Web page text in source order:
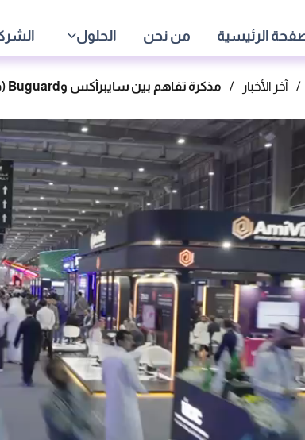
الرئيسية من نحن الحلول
/ آخر الأخبار / مذكرة تفاهم بين سايبرأكس وBuguard (فيديو)